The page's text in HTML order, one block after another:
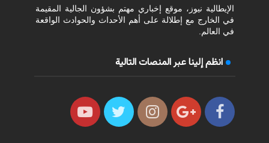
الإيطالية نيوز، موقع إخباري مهتم بشؤون الجالية المقيمة
في الخارج مع إطلالة على أهم الأحداث والحوادث الواقعة
في العالم.
انظم إلينا عبر المنصات التالية